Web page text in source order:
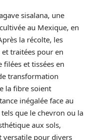
sisalana, une
au Mexique, en
la récolte, les
et traitées pour en
et tissées en
transformation
la fibre soient
inégalée face au
que le chevron ou la
aux sols,
versatile pour divers